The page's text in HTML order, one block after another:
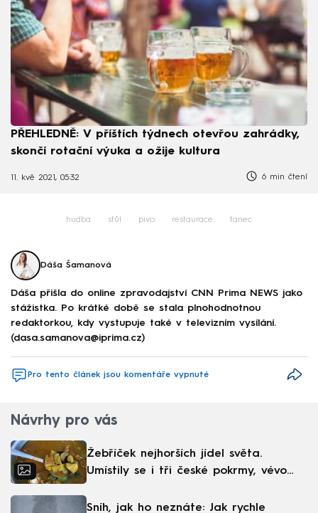
PŘEHLEDNĚ: V příštích týdnech otevřou zahrádky,
skončí rotační výuka a ožije kultura
11. kvě 2021, 05:32 6 min čtení
hudba stůl pivo restaurace tanec
Dáša Šamanová
Dáša přišla do online zpravodajství CNN Prima NEWS jako
stážistka. Po krátké době se stala plnohodnotnou
redaktorkou, kdy vystupuje také v televizním vysílání.
(dasa.samanova@iprima.cz)
Pro tento článek jsou komentáře vypnuté
Návrhy pro vás
Žebříček nejhorších jídel světa.
Umístily se i tři české pokrmy, vévodí
Sníh, jak ho neznáte: Jak rychle